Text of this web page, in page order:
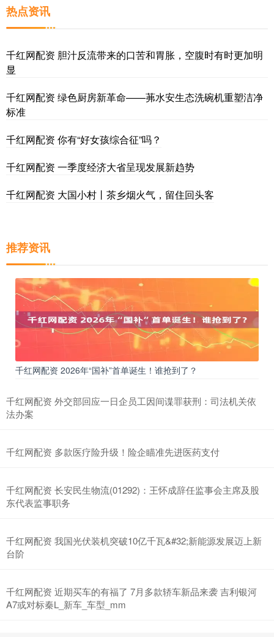
热点资讯
千红网配资 胆汁反流带来的口苦和胃胀，空腹时有时更加明
显
千红网配资 绿色厨房新革命——茀水安生态洗碗机重塑洁净
标准
千红网配资 你有“好女孩综合征”吗？
千红网配资 一季度经济大省呈现发展新趋势
千红网配资 大国小村丨茶乡烟火气，留住回头客
推荐资讯
千红网配资 2026年“国补”首单诞生！谁抢到了？
千红网配资 外交部回应一日企员工因间谍罪获刑：司法机关依
法办案
千红网配资 多款医疗险升级！险企瞄准先进医药支付
千红网配资 长安民生物流(01292)：王怀成辞任监事会主席及股
东代表监事职务
千红网配资 我国光伏装机突破10亿千瓦&#32;新能源发展迈上新
台阶
千红网配资 近期买车的有福了 7月多款轿车新品来袭 吉利银河
A7或对标秦L_新车_车型_mm